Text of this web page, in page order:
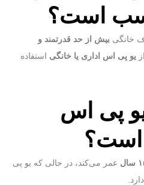
است؟
خانگی بیش از حد قدرتمند و
یو پی اس اداری یا خانگی استفاده
پی اس
است؟
عمر می‌کند، در حالی که یو پی